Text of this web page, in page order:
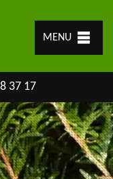
MENU
37 17